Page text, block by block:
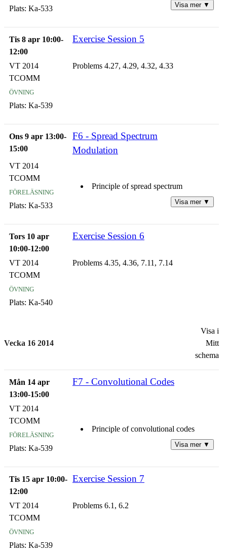
Plats: Ka-533
OFDM in AWGN channels
OFDM in fading multi-path channels
Visa mer ▼
Tis 8 apr 10:00-
12:00
Exercise Session 5
VT 2014
TCOMM
övning
Plats: Ka-539
Problems 4.27, 4.29, 4.32, 4.33
Ons 9 apr 13:00-
15:00
F6 - Spread Spectrum
Modulation
VT 2014
TCOMM
föreläsning
Plats: Ka-533
Principle of spread spectrum
Frequency hoppoed spread spectrum
Performance of spread spectrum
Visa mer ▼
Tors 10 apr
10:00-12:00
Exercise Session 6
VT 2014
TCOMM
övning
Plats: Ka-540
Problems 4.35, 4.36, 7.11, 7.14
Vecka 16 2014
Visa i
Mitt
schema
Mån 14 apr
13:00-15:00
F7 - Convolutional Codes
VT 2014
TCOMM
föreläsning
Plats: Ka-539
Principle of convolutional codes
communication channels
wireless communication channels
Visa mer ▼
Tis 15 apr 10:00-
12:00
Exercise Session 7
VT 2014
TCOMM
övning
Plats: Ka-539
Problems 6.1, 6.2